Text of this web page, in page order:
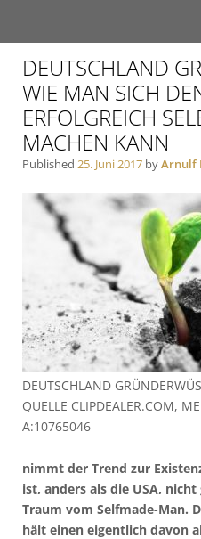
DEUTSCHLAND
WIE MAN SICH
ERFOLGREICH
MACHEN KANN
Published 25. Juni 2017 byArnulf
DEUTSCHLAND
QUELLE CLIPDEALER.COM,
A:10765046
nimmt der Trend zur
ist, anders als die USA,
Traum vom Selfmade-Man.
hält einen eigentlich davon